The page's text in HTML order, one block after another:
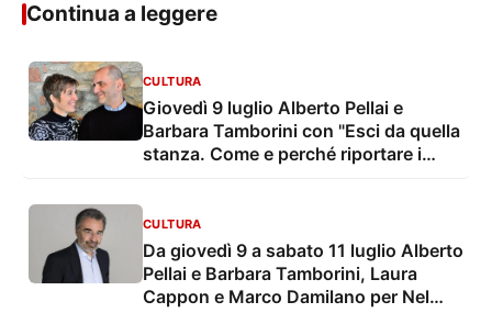
Continua a leggere
CULTURA
Giovedì 9 luglio Alberto Pellai e
Barbara Tamborini con "Esci da quella
stanza. Come e perché riportare i
CULTURA
Da giovedì 9 a sabato 11 luglio Alberto
Pellai e Barbara Tamborini, Laura
Cappon e Marco Damilano per Nel